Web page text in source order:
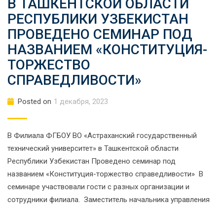
В ТАШКЕНТСКОЙ ОБЛАСТИ
РЕСПУБЛИКИ УЗБЕКИСТАН
ПРОВЕДЕНО СЕМИНАР ПОД
НАЗВАНИЕМ «КОНСТИТУЦИЯ-
ТОРЖЕСТВО
СПРАВЕДЛИВОСТИ»
Posted on 1 декабря, 2023
В Филиала ФГБОУ ВО «Астраханский государственный
технический университет» в Ташкентской области
Республики Узбекистан Проведено семинар под
названием «Конституция-торжество справедливости» В
семинаре участвовали гости с разных организации и
сотрудники филиала. Заместитель начальника управления